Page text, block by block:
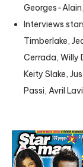
Georges-
Interviews
Timberlake,
Cerrada, Willy
Keity Slake,
Passi, Avril